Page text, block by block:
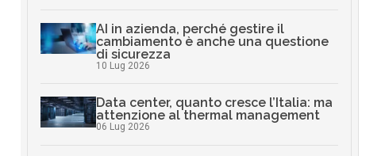
AI in azienda, perché gestire il
cambiamento è anche una questione
di sicurezza
10 Lug 2026
Data center, quanto cresce l’Italia: ma
attenzione al thermal management
06 Lug 2026